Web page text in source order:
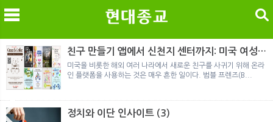
메 검
검색
친구 만들기 앱에서 신천지 센터까지: 미국 여성이
경험한 9개월 포섭의 전 과정
미국을 비롯한 해외 여러 나라에서 새로운 친구를 사귀기 위해 온라
인 플랫폼을 사용하는 것은 매우 흔한 일이다. 범블 프렌즈(B...
정치와 이단 인사이트 (3)